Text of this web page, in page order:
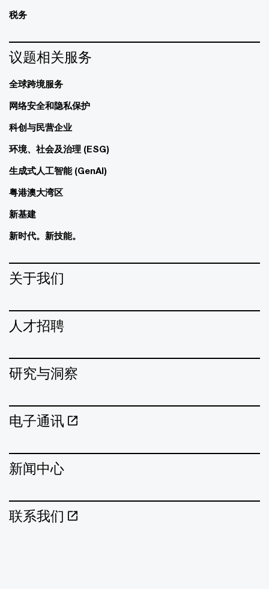
税务
议题相关服务
全球跨境服务
网络安全和隐私保护
科创与民营企业
环境、社会及治理 (ESG)
生成式人工智能 (GenAI)
粤港澳大湾区
新基建
新时代。新技能。
关于我们
人才招聘
研究与洞察
电子通讯
新闻中心
联系我们